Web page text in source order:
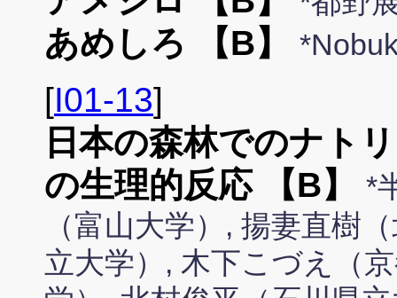
あめしろ 【B】
[I01-13]
日本の森林でのナト
の生理的反応 【B】
*
（富山大学）, 揚妻直樹
立大学）, 木下こづえ（